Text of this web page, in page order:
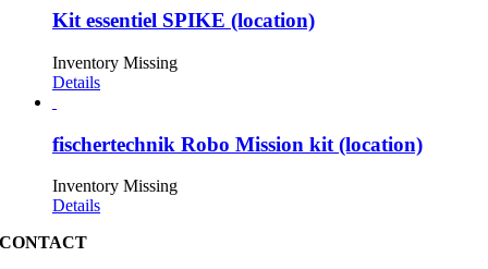
Kit essentiel SPIKE (location)
Inventory Missing
Details
fischertechnik Robo Mission kit (location)
Inventory Missing
Details
CONTACT